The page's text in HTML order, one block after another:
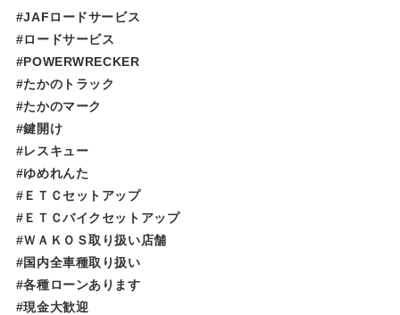
#JAFロードサービス
#ロードサービス
#POWERWRECKER
#たかのトラック
#たかのマーク
#鍵開け
#レスキュー
#ゆめれんた​​​​​
#ＥＴＣセットアップ
#ＥＴＣバイクセットアップ
#ＷＡＫＯＳ取り扱い店舗
#国内全車種取り扱い
#各種ローンあります
#現金大歓迎